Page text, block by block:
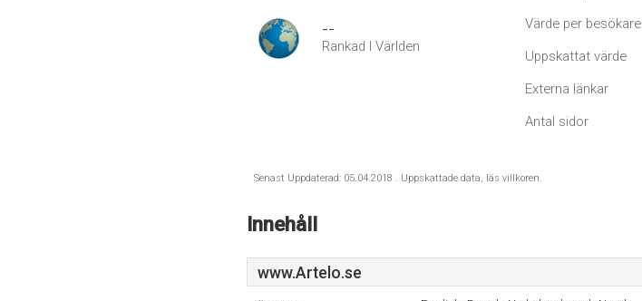
--
Rankad I Världen
Värde per besökare
Uppskattat värde
Externa länkar
Antal sidor
Senast Uppdaterad: 05.04.2018 . Uppskattade data, läs villkoren.
Innehåll
www.Artelo.se